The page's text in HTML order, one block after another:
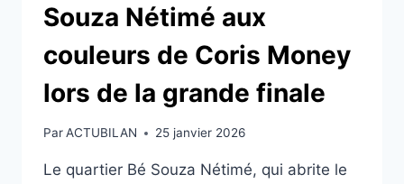
Souza Nétimé aux
couleurs de Coris Money
lors de la grande finale
ParACTUBILAN 25 janvier 2026
Le quartier Bé Souza Nétimé, qui abrite le